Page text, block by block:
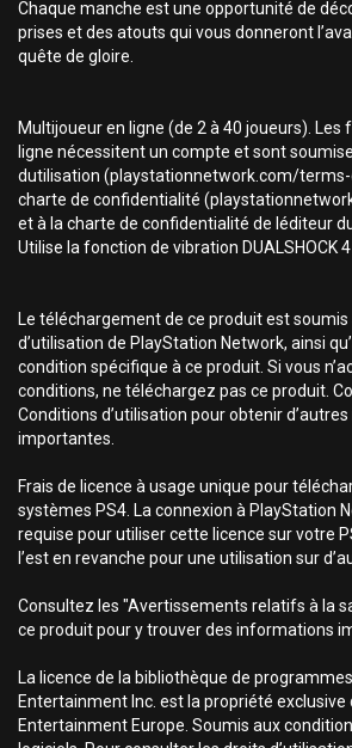
Chaque manche est une opportunité de
prises et des atouts qui vous donneront
quête de gloire.
Multijoueur en ligne (de 2 à 40 joueurs). Les
ligne nécessitent un compte et sont
dutilisation (playstationnetwork.com/
charte de confidentialité
et à la charte de confidentialité de léditeur
Utilise la fonction de vibration DUALSHOCK 4
Le téléchargement de ce produit est soumis
d’utilisation de PlayStation Network, ainsi
condition spécifique à ce produit. Si vous
conditions, ne téléchargez pas ce produit.
Conditions d’utilisation pour obtenir
importantes.
Frais de licence à usage unique pour
systèmes PS4. La connexion à PlayStation
requise pour utiliser cette licence sur votre
l’est en revanche pour une utilisation sur
Consultez les "Avertissements relatifs à la
ce produit pour y trouver des informations
La licence de la bibliothèque de
Entertainment Inc. est la propriété exclusive
Entertainment Europe. Soumis aux